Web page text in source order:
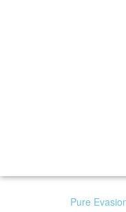
Pure